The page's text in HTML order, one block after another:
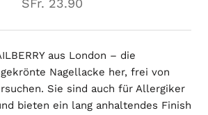
SFr. 23.90
aus London – die
Nagellacke her, frei von
Sie sind auch für Allergiker
bieten ein lang anhaltendes Finish